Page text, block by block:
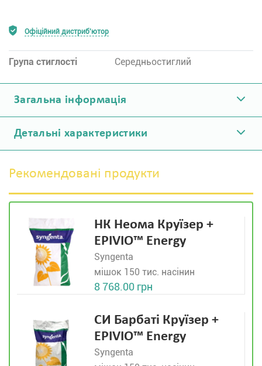
Офіційний дистриб'ютор
Група стиглості Середньостиглий
Загальна інформація
Детальні характеристики
Рекомендовані продукти
НК Неома Круїзер +
EPIVIO™ Energy
Syngenta
мішок 150 тис. насінин
8 768.00 грн
СИ Барбаті Круїзер +
EPIVIO™ Energy
Syngenta